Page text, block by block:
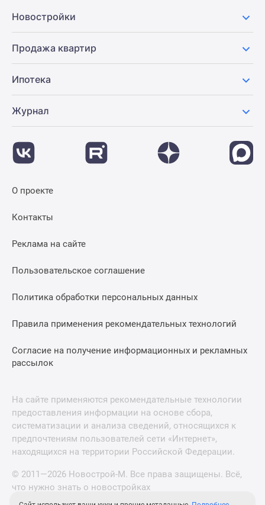
Новостройки
Продажа квартир
Ипотека
Журнал
О проекте
Контакты
Реклама на сайте
Пользовательское соглашение
Политика обработки персональных данных
Правила применения рекомендательных технологий
Согласие на получение информационных и рекламных
рассылок
На сайте применяются рекомендательные технологии
предоставления информации на основе сбора,
систематизации и анализа сведений, относящихся к
предпочтениям пользователей сети «Интернет»,
находящихся на территории Российской Федерации.
© 2011—2026 Новострой-М. Все права защищены. Всё,
что нужно знать о новостройках